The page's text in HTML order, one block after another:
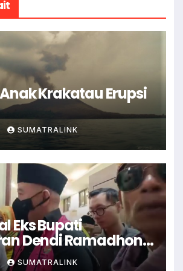
Krakatau Erupsi
SUMATRALINK
Eks Bupati
Dendi Ramadhona
Wartawan
SUMATRALINK